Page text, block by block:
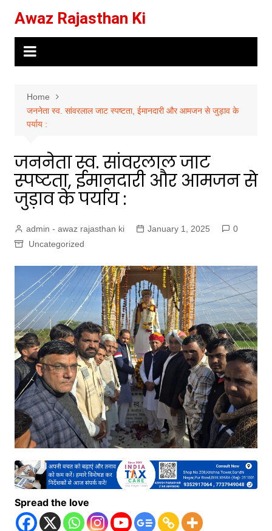
content
Awaz Rajasthan Ki
Home
जननेता स्व. सांवरलाल जाट स्पष्टता, ईमानदारी और आमजन से जुड़ाव के
पर्याय :
जननेता स्व. सांवरलाल जाट
स्पष्टता, ईमानदारी और आमजन से
जुड़ाव के पर्याय :
admin - awaz rajasthan ki January 1, 2025
0
Uncategorized
Spread the love